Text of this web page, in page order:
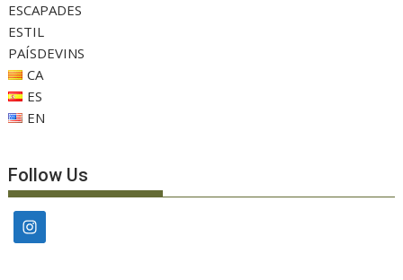
ESCAPADES
ESTIL
PAÍSDEVINS
CA
ES
EN
Follow Us